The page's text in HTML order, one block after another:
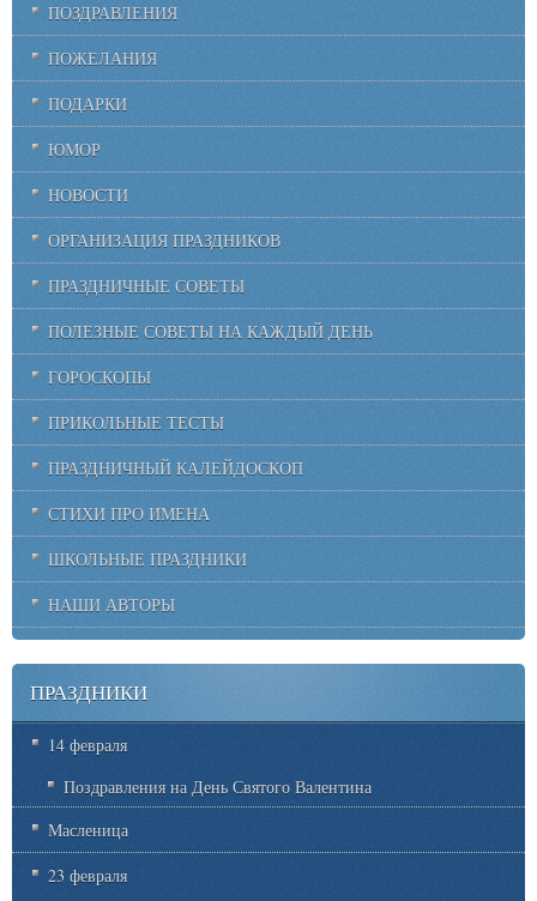
ПОЗДРАВЛЕНИЯ
ПОЖЕЛАНИЯ
ПОДАРКИ
ЮМОР
НОВОСТИ
ОРГАНИЗАЦИЯ ПРАЗДНИКОВ
ПРАЗДНИЧНЫЕ СОВЕТЫ
ПОЛЕЗНЫЕ СОВЕТЫ НА КАЖДЫЙ ДЕНЬ
ГОРОСКОПЫ
ПРИКОЛЬНЫЕ ТЕСТЫ
ПРАЗДНИЧНЫЙ КАЛЕЙДОСКОП
СТИХИ ПРО ИМЕНА
ШКОЛЬНЫЕ ПРАЗДНИКИ
НАШИ АВТОРЫ
ПРАЗДНИКИ
14 февраля
Поздравления на День Святого Валентина
Масленица
23 февраля